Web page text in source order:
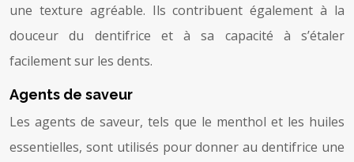
une texture agréable. Ils contribuent également à la
douceur du dentifrice et à sa capacité à s’étaler
facilement sur les dents.
Agents de saveur
Les agents de saveur, tels que le menthol et les huiles
essentielles, sont utilisés pour donner au dentifrice une